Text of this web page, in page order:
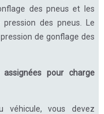
des pneus et les
des pneus. Le
de gonflage des
pour charge
vous devez